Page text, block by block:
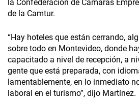
la Confederación de Cámaras
de la Camtur.
“Hay hoteles que están cerrando,
sobre todo en Montevideo, donde
capacitado a nivel de recepción, a
gente que está preparada, con
lamentablemente, en lo inmediato
laboral en el turismo”, dijo Martínez.